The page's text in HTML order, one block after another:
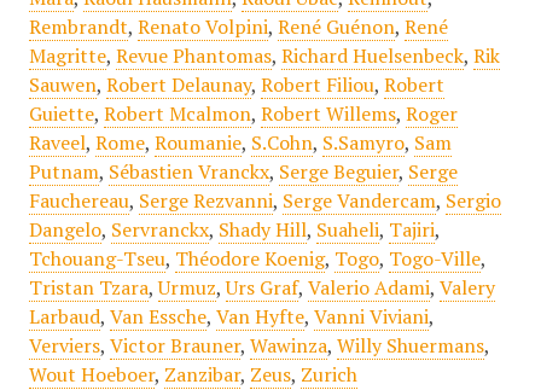
Rembrandt, Renato Volpini, René Guénon, René
Magritte, Revue Phantomas, Richard Huelsenbeck, Rik
Sauwen, Robert Delaunay, Robert Filiou, Robert
Guiette, Robert Mcalmon, Robert Willems, Roger
Raveel, Rome, Roumanie, S.Cohn, S.Samyro, Sam
Putnam, Sébastien Vranckx, Serge Beguier, Serge
Fauchereau, Serge Rezvanni, Serge Vandercam, Sergio
Dangelo, Servranckx, Shady Hill, Suaheli, Tajiri,
Tchouang-Tseu, Théodore Koenig, Togo, Togo-Ville,
Tristan Tzara,Urmuz,Urs Graf, Valerio Adami, Valery
Larbaud, Van Essche, Van Hyfte, Vanni Viviani,
Verviers, Victor Brauner, Wawinza, Willy Shuermans,
Wout Hoeboer, Zanzibar, Zeus, Zurich